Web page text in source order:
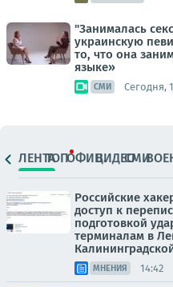
"Занималась
украинскую
то, что она
языке»
СМИ Сегодня,
ЛЕНТАТОПОФИЦ.ВИДЕОСМИ
Российские
доступ к
подготовкой
терминалам в
МНЕНИЯ 14:42